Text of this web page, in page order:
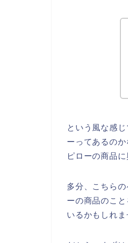
という風な感
ーってあるの
ピローの商品
多分、こちら
ーの商品のこ
いるかもしれま